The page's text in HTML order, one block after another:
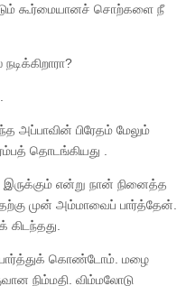
கூர்மையானச் சொற்களை நீ
அப்பாவின் பிரேதம் மேலும்
தொடங்கியது .
இருக்கும் என்று நான் நினைத்த
முன் அம்மாவைப் பார்த்தேன்.
பார்த்துக் கொண்டோம். மழை
நிம்மதி. விம்மலோடு